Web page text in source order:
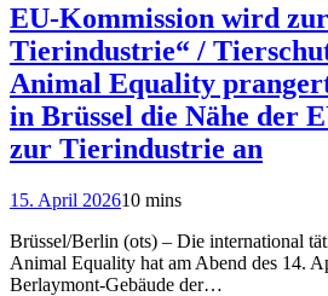
EU-Kommission wird
Tierindustrie“ /
Animal Equality
in Brüssel die Nähe der
zur Tierindustrie an
15. April 202610 mins
Brüssel/Berlin (ots) – Die international
Animal Equality hat am Abend des 14.
Berlaymont-Gebäude der…